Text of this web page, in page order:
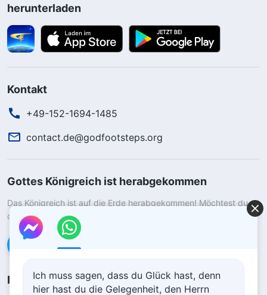
herunterladen
Kontakt
+49-152-1694-1485
contact.de@godfootsteps.org
Gottes Königreich ist herabgekommen
Das Königreich ist auf die Erde herabgekommen! Möchtest du
das Königreich Gottes betreten?
Kontaktiere uns über WhatsApp
Folge unsIch muss sagen, dass du Glück hast, denn
hier hast du die Gelegenheit, den Herrn